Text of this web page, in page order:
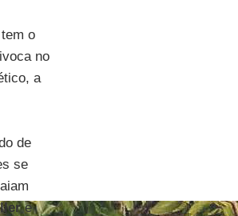
o
no
a
de
se
e